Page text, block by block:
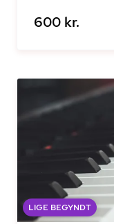
600 kr.
LIGE BEGYNDT